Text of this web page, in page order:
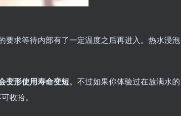
要求等待内部有了一定温度之后再进入。热水浸泡
变形使用寿命变短。不过如果你体验过在放满水的
收拾。